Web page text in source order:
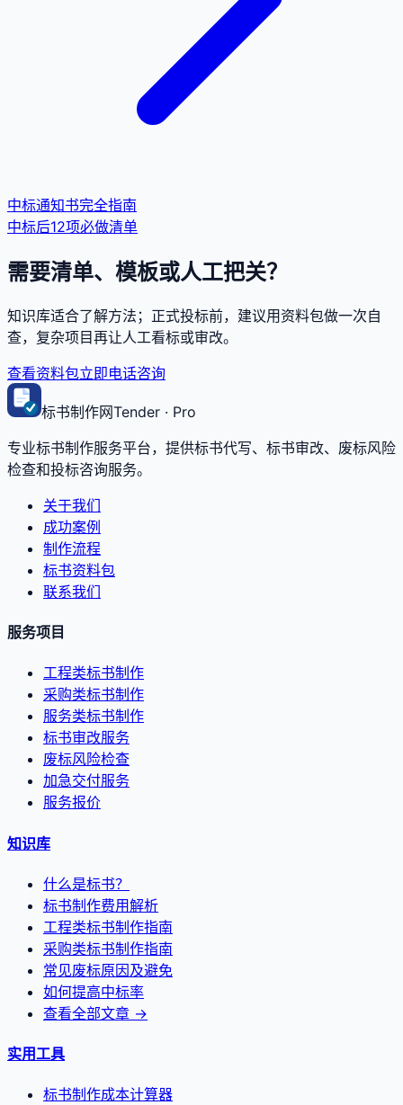
中标通知书完全指南
中标后12项必做清单
需要清单、模板或人工把关？
知识库适合了解方法；正式投标前，建议用资料包做一次自
查，复杂项目再让人工看标或审改。
查看资料包立即电话咨询
标书制作网Tender · Pro
专业标书制作服务平台，提供标书代写、标书审改、废标风险
检查和投标咨询服务。
关于我们
成功案例
制作流程
标书资料包
联系我们
服务项目
工程类标书制作
采购类标书制作
服务类标书制作
标书审改服务
废标风险检查
加急交付服务
服务报价
知识库
什么是标书？
标书制作费用解析
工程类标书制作指南
采购类标书制作指南
常见废标原因及避免
如何提高中标率
查看全部文章 →
实用工具
标书制作成本计算器